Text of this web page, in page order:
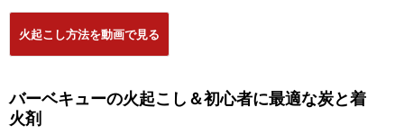
火起こし方法を動画で見る
バーベキューの火起こし＆初心者に最適な炭と着
火剤